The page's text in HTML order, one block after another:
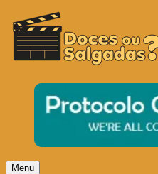
DOCES OU SALGADAS?
O Cinema? Uma Paixão!!
Menu